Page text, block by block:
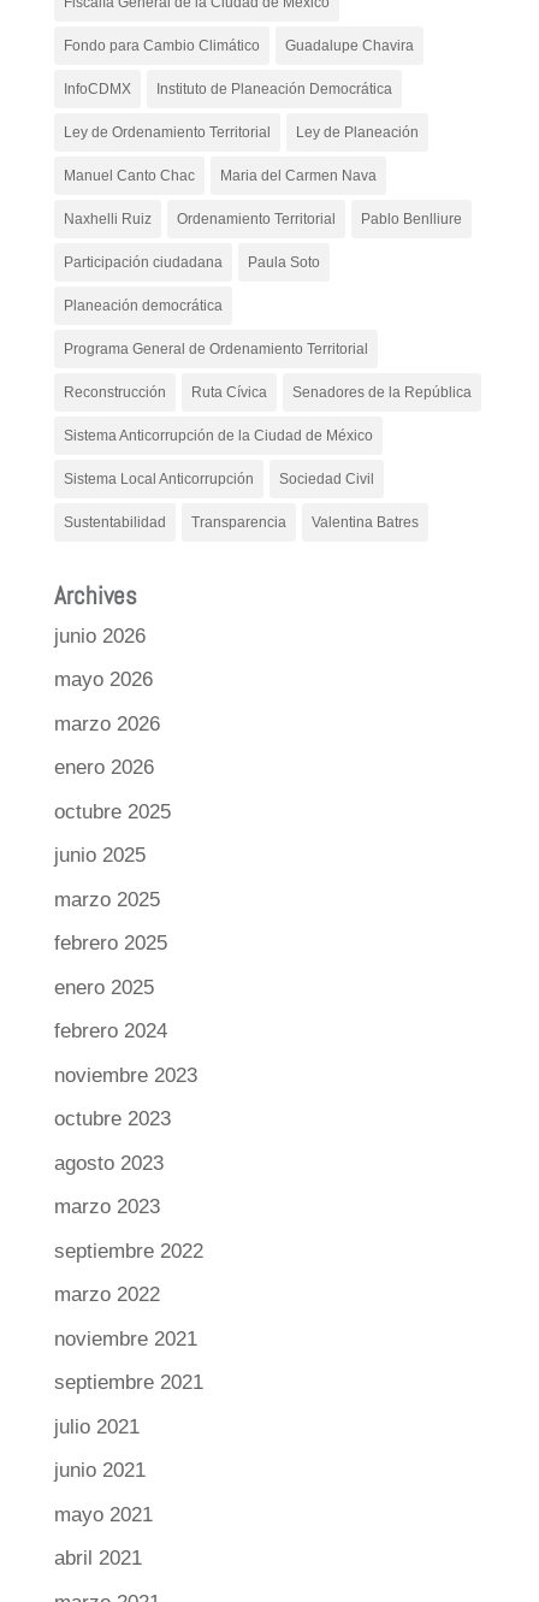
Fondo para Cambio Climático Guadalupe Chavira
InfoCDMX Instituto de Planeación Democrática
Ley de Ordenamiento Territorial Ley de Planeación
Manuel Canto Chac Maria del Carmen Nava
Naxhelli Ruiz Ordenamiento Territorial Pablo Benlliure
Participación ciudadana Paula Soto
Planeación democrática
Programa General de Ordenamiento Territorial
Reconstrucción Ruta Cívica Senadores de la República
Sistema Anticorrupción de la Ciudad de México
Sistema Local Anticorrupción Sociedad Civil
Sustentabilidad Transparencia Valentina Batres
Archives
junio 2026
mayo 2026
marzo 2026
enero 2026
octubre 2025
junio 2025
marzo 2025
febrero 2025
enero 2025
febrero 2024
noviembre 2023
octubre 2023
agosto 2023
marzo 2023
septiembre 2022
marzo 2022
noviembre 2021
septiembre 2021
julio 2021
junio 2021
mayo 2021
abril 2021